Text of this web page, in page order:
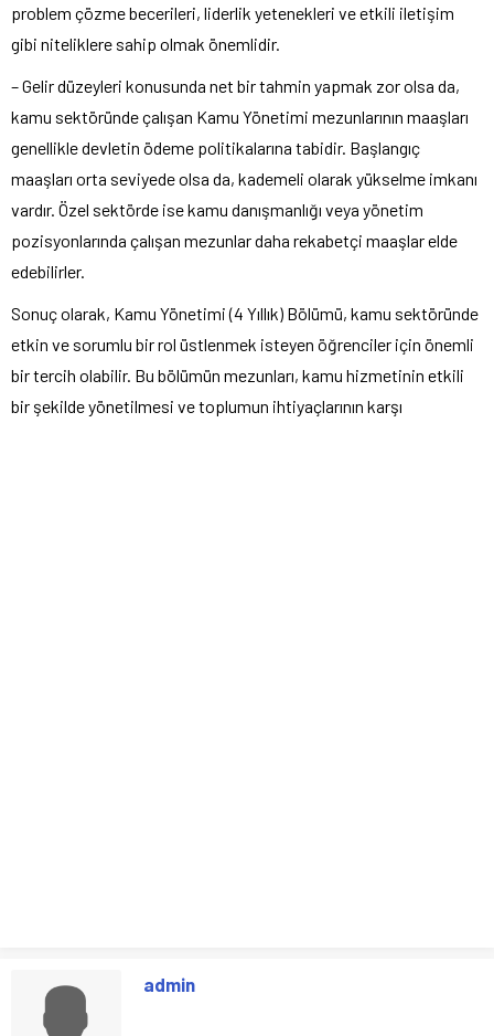
problem çözme becerileri, liderlik yetenekleri ve etkili iletişim
gibi niteliklere sahip olmak önemlidir.
– Gelir düzeyleri konusunda net bir tahmin yapmak zor olsa da,
kamu sektöründe çalışan Kamu Yönetimi mezunlarının maaşları
genellikle devletin ödeme politikalarına tabidir. Başlangıç
maaşları orta seviyede olsa da, kademeli olarak yükselme imkanı
vardır. Özel sektörde ise kamu danışmanlığı veya yönetim
pozisyonlarında çalışan mezunlar daha rekabetçi maaşlar elde
edebilirler.
Sonuç olarak, Kamu Yönetimi (4 Yıllık) Bölümü, kamu sektöründe
etkin ve sorumlu bir rol üstlenmek isteyen öğrenciler için önemli
bir tercih olabilir. Bu bölümün mezunları, kamu hizmetinin etkili
bir şekilde yönetilmesi ve toplumun ihtiyaçlarının karşı
admin